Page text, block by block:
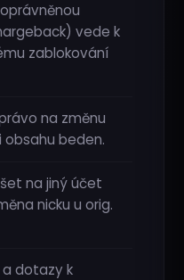
vede k
zablokování
na změnu
obsahu beden.
na jiný účet
nicku u orig.
a dotazy k